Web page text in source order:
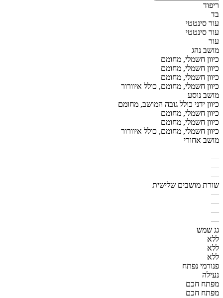
ריפוד
בד
עור סינטטי
עור סינטטי
עור
מושב נהג
כיוון חשמלי, מחומם
כיוון חשמלי, מחומם
כיוון חשמלי, מחומם
כיוון חשמלי, מחומם, כולל איוורור
מושב נוסע
כיוון ידני כולל גובה המושב, מחומם
כיוון חשמלי, מחומם
כיוון חשמלי, מחומם
כיוון חשמלי, מחומם, כולל איוורור
מושב אחורי
—
—
—
—
שורת מושבים שלישית
—
—
—
—
גג שמש
ללא
ללא
ללא
פנורמי נפתח
נעילה
מפתח חכם
מפתח חכם